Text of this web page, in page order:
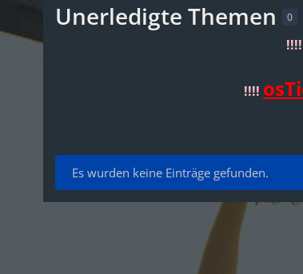
Unerledigte Themen 0
!!!!
!!!!
Es wurden keine Einträge gefunden.